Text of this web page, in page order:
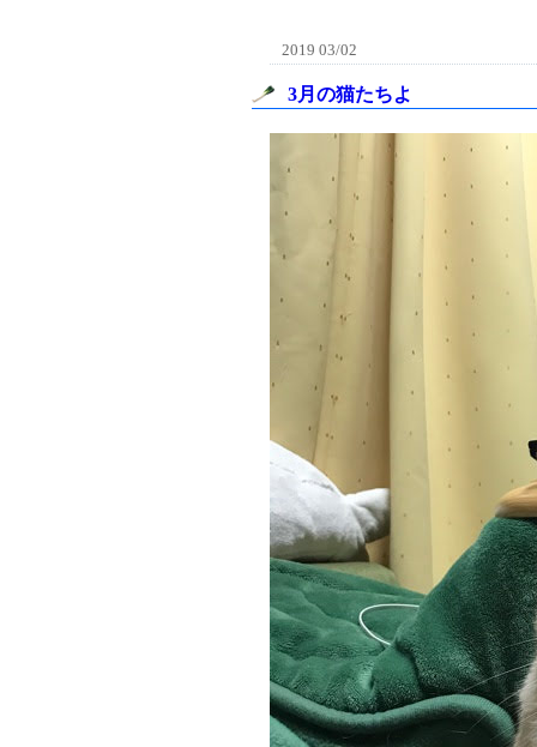
2019 03/02
3月の猫たちよ